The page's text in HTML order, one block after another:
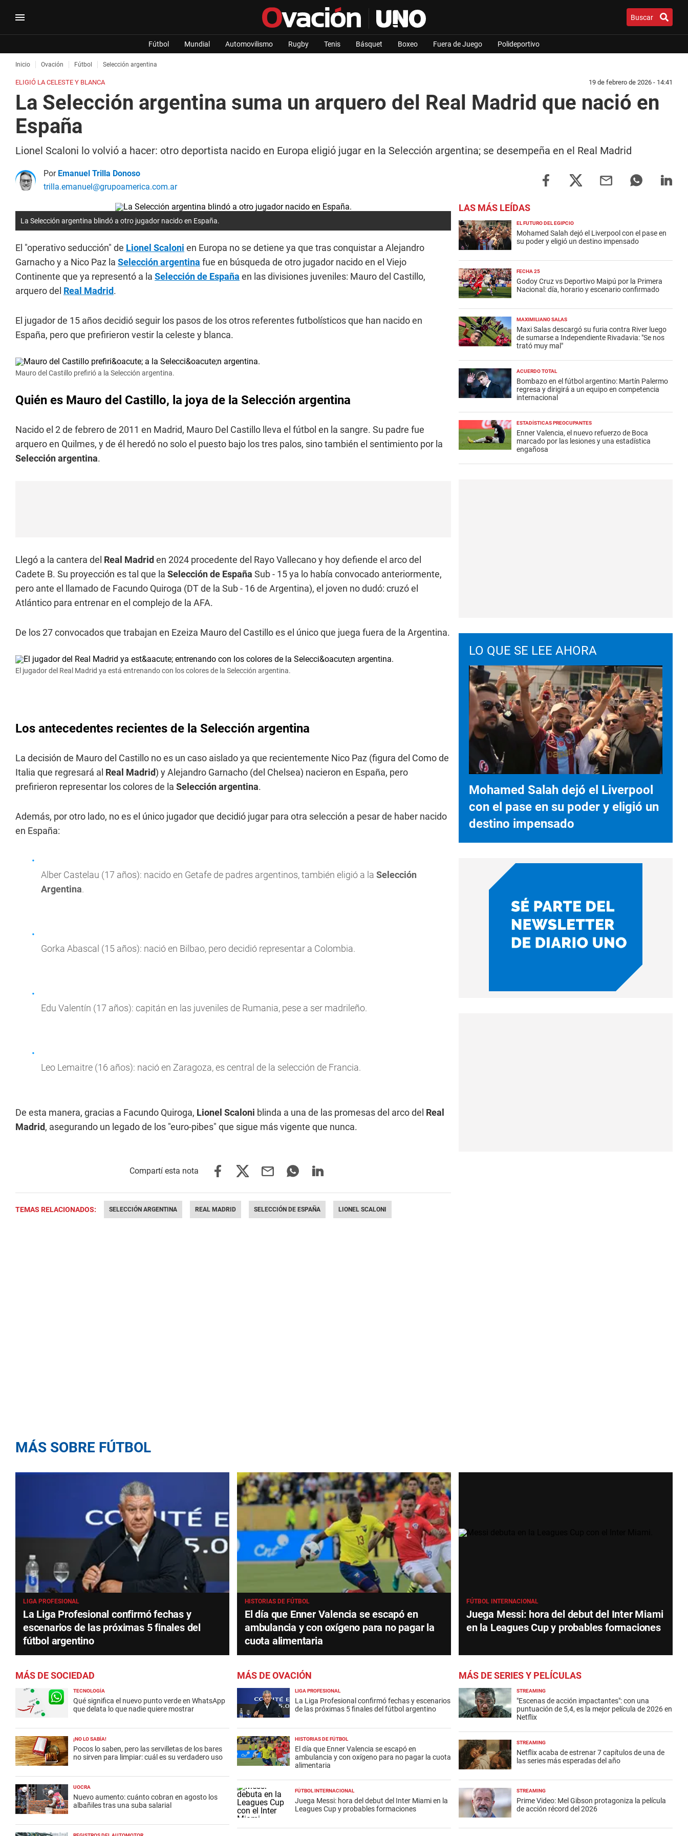
Buscar
Fútbol Mundial Automovilismo Rugby Tenis Básquet Boxeo Fuera de Juego Polideportivo
Inicio Ovación Fútbol Selección argentina
ELIGIÓ LA CELESTE Y BLANCA 19 de febrero de 2026 - 14:41
La Selección argentina suma un arquero del Real Madrid que nació en
España
Lionel Scaloni lo volvió a hacer: otro deportista nacido en Europa eligió jugar en la Selección argentina; se desempeña en el Real Madrid
Por Emanuel Trilla Donoso
trilla.emanuel@grupoamerica.com.ar
La Selección argentina blindó a otro jugador nacido en España.
El "operativo seducción" de Lionel Scaloni en Europa no se detiene ya que tras conquistar a Alejandro
Garnacho y a Nico Paz la Selección argentina fue en búsqueda de otro jugador nacido en el Viejo
Continente que ya representó a la Selección de España en las divisiones juveniles: Mauro del Castillo,
arquero del Real Madrid.
El jugador de 15 años decidió seguir los pasos de los otros referentes futbolísticos que han nacido en
España, pero que prefirieron vestir la celeste y blanca.
Mauro del Castillo prefirió a la Selección argentina.
Quién es Mauro del Castillo, la joya de la Selección argentina
Nacido el 2 de febrero de 2011 en Madrid, Mauro Del Castillo lleva el fútbol en la sangre. Su padre fue
arquero en Quilmes, y de él heredó no solo el puesto bajo los tres palos, sino también el sentimiento por la
Selección argentina.
Llegó a la cantera del Real Madrid en 2024 procedente del Rayo Vallecano y hoy defiende el arco del
Cadete B. Su proyección es tal que la Selección de España Sub - 15 ya lo había convocado anteriormente,
pero ante el llamado de Facundo Quiroga (DT de la Sub - 16 de Argentina), el joven no dudó: cruzó el
Atlántico para entrenar en el complejo de la AFA.
De los 27 convocados que trabajan en Ezeiza Mauro del Castillo es el único que juega fuera de la Argentina.
El jugador del Real Madrid ya está entrenando con los colores de la Selección argentina.
Los antecedentes recientes de la Selección argentina
La decisión de Mauro del Castillo no es un caso aislado ya que recientemente Nico Paz (figura del Como de
Italia que regresará al Real Madrid) y Alejandro Garnacho (del Chelsea) nacieron en España, pero
prefirieron representar los colores de la Selección argentina.
Además, por otro lado, no es el único jugador que decidió jugar para otra selección a pesar de haber nacido
en España:
Alber Castelau (17 años): nacido en Getafe de padres argentinos, también eligió a la Selección
Argentina.
Gorka Abascal (15 años): nació en Bilbao, pero decidió representar a Colombia.
Edu Valentín (17 años): capitán en las juveniles de Rumania, pese a ser madrileño.
Leo Lemaitre (16 años): nació en Zaragoza, es central de la selección de Francia.
De esta manera, gracias a Facundo Quiroga, Lionel Scaloni blinda a una de las promesas del arco del Real
Madrid, asegurando un legado de los "euro-pibes" que sigue más vigente que nunca.
TEMAS RELACIONADOS: SELECCIÓN ARGENTINA REAL MADRID SELECCIÓN DE ESPAÑA LIONEL SCALONI
LAS MÁS LEÍDAS
EL FUTURO DEL EGIPCIO
Mohamed Salah dejó el Liverpool con el pase en
su poder y eligió un destino impensado
FECHA 25
Godoy Cruz vs Deportivo Maipú por la Primera
Nacional: día, horario y escenario confirmado
MAXIMILIANO SALAS
Maxi Salas descargó su furia contra River luego
de sumarse a Independiente Rivadavia: "Se nos
trató muy mal"
ACUERDO TOTAL
Bombazo en el fútbol argentino: Martín Palermo
regresa y dirigirá a un equipo en competencia
internacional
ESTADÍSTICAS PREOCUPANTES
Enner Valencia, el nuevo refuerzo de Boca
marcado por las lesiones y una estadística
engañosa
LO QUE SE LEE AHORA
Mohamed Salah dejó el Liverpool
con el pase en su poder y eligió un
destino impensado
MÁS SOBRE FÚTBOL
LIGA PROFESIONAL
La Liga Profesional confirmó fechas y
escenarios de las próximas 5 finales del
fútbol argentino
HISTORIAS DE FÚTBOL
El día que Enner Valencia se escapó en
ambulancia y con oxígeno para no pagar la
cuota alimentaria
FÚTBOL INTERNACIONAL
Juega Messi: hora del debut del Inter Miami
en la Leagues Cup y probables formaciones
MÁS DE SOCIEDAD
TECNOLOGÍA
Qué significa el nuevo punto verde en WhatsApp
que delata lo que nadie quiere mostrar
¡NO LO SABÍA!
Pocos lo saben, pero las servilletas de los bares
no sirven para limpiar: cuál es su verdadero uso
UOCRA
Nuevo aumento: cuánto cobran en agosto los
albañiles tras una suba salarial
MÁS DE OVACIÓN
LIGA PROFESIONAL
La Liga Profesional confirmó fechas y escenarios
de las próximas 5 finales del fútbol argentino
HISTORIAS DE FÚTBOL
El día que Enner Valencia se escapó en
ambulancia y con oxígeno para no pagar la cuota
alimentaria
FÚTBOL INTERNACIONAL
Juega Messi: hora del debut del Inter Miami en la
Leagues Cup y probables formaciones
MÁS DE SERIES Y PELÍCULAS
STREAMING
"Escenas de acción impactantes": con una
puntuación de 5,4, es la mejor película de 2026 en
Netflix
STREAMING
Netflix acaba de estrenar 7 capítulos de una de
las series más esperadas del año
STREAMING
Prime Video: Mel Gibson protagoniza la película
de acción récord del 2026